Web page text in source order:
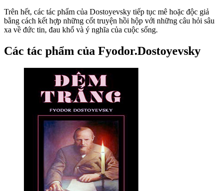
Trên hết, các tác phẩm của Dostoyevsky tiếp tục mê hoặc độc giả
bằng cách kết hợp những cốt truyện hồi hộp với những câu hỏi sâu
xa về đức tin, đau khổ và ý nghĩa của cuộc sống.
Các tác phẩm của Fyodor.Dostoyevsky